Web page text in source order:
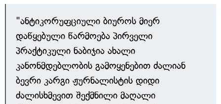
"ანტიკორუფციული ბიუროს მიერ
დაწყებული წარმოება პირველი
პრაქტიკული ნაბიჯია ახალი
კანონმდებლობის გამოყენებით ძალიან
ბევრი კარგი ჟურნალისტის დიდი
ძალისხმევით შექმნილი მაღალი